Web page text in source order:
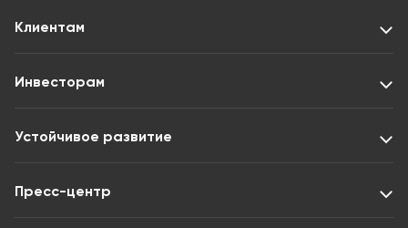
Клиентам
Инвесторам
Устойчивое развитие
Пресс-центр